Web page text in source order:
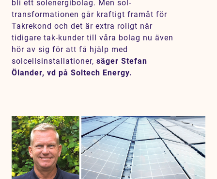
bli ett solenergibolag. Men sol-
transformationen går kraftigt framåt för
Takrekond och det är extra roligt när
tidigare tak-kunder till våra bolag nu även
hör av sig för att få hjälp med
solcellsinstallationer, säger Stefan
Ölander, vd på Soltech Energy.